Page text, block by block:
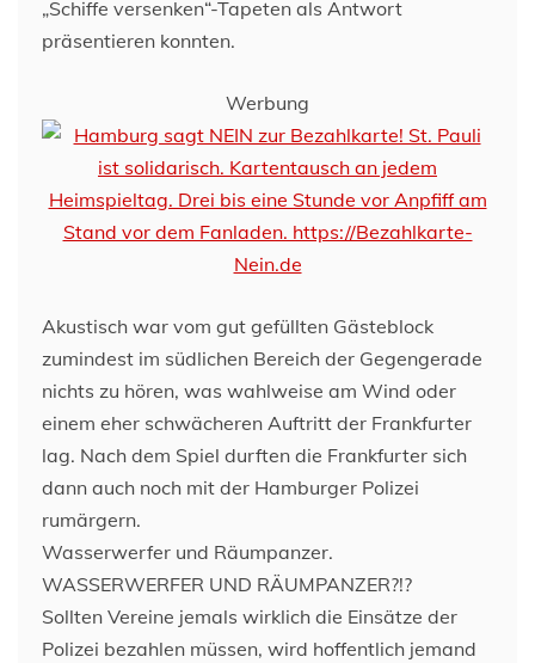
„Schiffe versenken“-Tapeten als Antwort
präsentieren konnten.
Werbung
Akustisch war vom gut gefüllten Gästeblock
zumindest im südlichen Bereich der Gegengerade
nichts zu hören, was wahlweise am Wind oder
einem eher schwächeren Auftritt der Frankfurter
lag. Nach dem Spiel durften die Frankfurter sich
dann auch noch mit der Hamburger Polizei
rumärgern.
Wasserwerfer und Räumpanzer.
WASSERWERFER UND RÄUMPANZER?!?
Sollten Vereine jemals wirklich die Einsätze der
Polizei bezahlen müssen, wird hoffentlich jemand